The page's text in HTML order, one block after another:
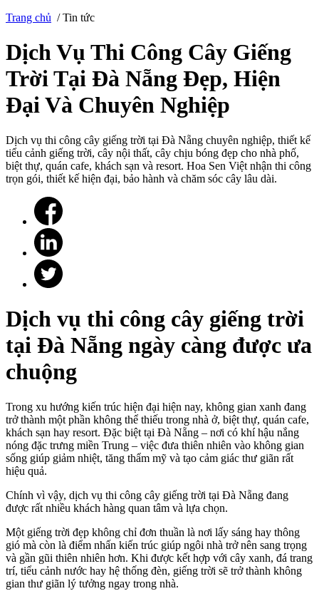
Trang chủ /Tin tức
Dịch Vụ Thi Công Cây Giếng
Trời Tại Đà Nẵng Đẹp, Hiện
Đại Và Chuyên Nghiệp
Dịch vụ thi công cây giếng trời tại Đà Nẵng chuyên nghiệp, thiết kế
tiểu cảnh giếng trời, cây nội thất, cây chịu bóng đẹp cho nhà phố,
biệt thự, quán cafe, khách sạn và resort. Hoa Sen Việt nhận thi công
trọn gói, thiết kế hiện đại, bảo hành và chăm sóc cây lâu dài.
Dịch vụ thi công cây giếng trời
tại Đà Nẵng ngày càng được ưa
chuộng
Trong xu hướng kiến trúc hiện đại hiện nay, không gian xanh đang
trở thành một phần không thể thiếu trong nhà ở, biệt thự, quán cafe,
khách sạn hay resort. Đặc biệt tại Đà Nẵng – nơi có khí hậu nắng
nóng đặc trưng miền Trung – việc đưa thiên nhiên vào không gian
sống giúp giảm nhiệt, tăng thẩm mỹ và tạo cảm giác thư giãn rất
hiệu quả.
Chính vì vậy, dịch vụ thi công cây giếng trời tại Đà Nẵng đang
được rất nhiều khách hàng quan tâm và lựa chọn.
Một giếng trời đẹp không chỉ đơn thuần là nơi lấy sáng hay thông
gió mà còn là điểm nhấn kiến trúc giúp ngôi nhà trở nên sang trọng
và gần gũi thiên nhiên hơn. Khi được kết hợp với cây xanh, đá trang
trí, tiểu cảnh nước hay hệ thống đèn, giếng trời sẽ trở thành không
gian thư giãn lý tưởng ngay trong nhà.